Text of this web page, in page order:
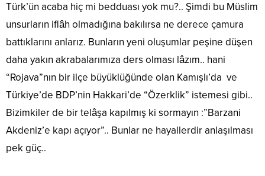
Türk’ün acaba hiç mi bedduası yok mu?.. Şimdi bu Müslim
unsurların iflâh olmadığına bakılırsa ne derece çamura
battıklarını anlarız. Bunların yeni oluşumlar peşine düşen
daha yakın akrabalarımıza ders olması lâzım.. hani
“Rojava”nın bir ilçe büyüklüğünde olan Kamışlı’da ve
Türkiye’de BDP’nin Hakkari’de “Özerklik” istemesi gibi..
Bizimkiler de bir telâşa kapılmış ki sormayın :”Barzani
Akdeniz’e kapı açıyor”.. Bunlar ne hayallerdir anlaşılması
pek güç..